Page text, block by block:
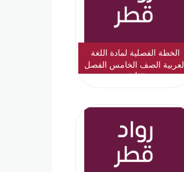
الخطة الفصلية لمادة اللغة
العربية الصف الخامس الفصل